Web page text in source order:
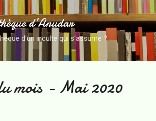
Accéder au contenu principal
d’Anudar
d'un inculte qui s'assume ?
mois - Mai 2020